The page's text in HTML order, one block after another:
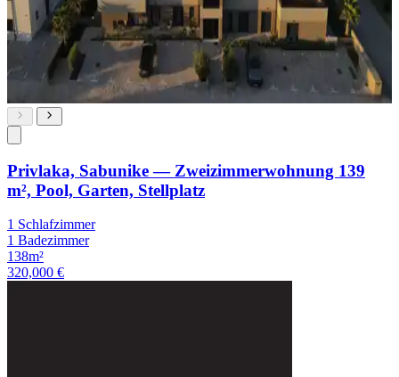
Privlaka, Sabunike — Zweizimmerwohnung 139
m², Pool, Garten, Stellplatz
1 Schlafzimmer
1 Badezimmer
138m²
320,000 €